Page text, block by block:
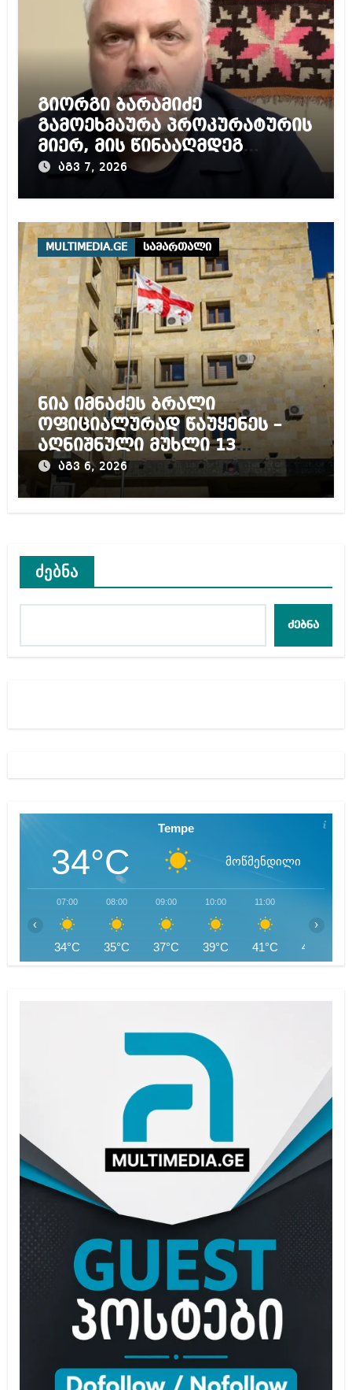
გიორგი ბარამიძე
გამოეხმაურა პროკურატურის
მიერ, მის წინააღმდეგ
დაწყებულ გამოძიებას
აგვ 7, 2026
MULTIMEDIA.GE სამართალი
ნია იმნაძეს ბრალი
ოფიციალურად წაუყენეს –
აღნიშნული მუხლი 13
წლამდე პატიმრობას
ითვალისწინებს
აგვ 6, 2026
ძებნა
ძებნა
Tempe
34°C მოწმენდილი
07:00
34°C
08:00
35°C
09:00
37°C
10:00
39°C
11:00
41°C 42°C
‹ ›